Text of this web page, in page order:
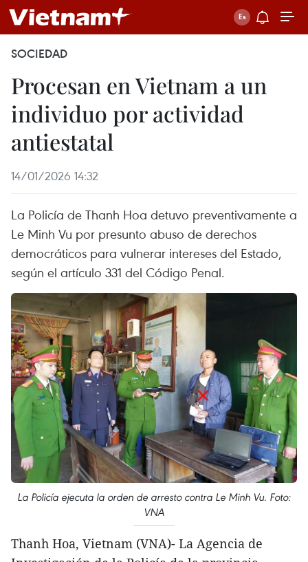
SOCIEDAD
Procesan en Vietnam a un
individuo por actividad
antiestatal
14/01/2026 14:32
La Policía de Thanh Hoa detuvo preventivamente a
Le Minh Vu por presunto abuso de derechos
democráticos para vulnerar intereses del Estado,
según el artículo 331 del Código Penal.
La Policía ejecuta la orden de arresto contra Le Minh Vu. Foto:
VNA
Thanh Hoa, Vietnam (VNA)- La Agencia de